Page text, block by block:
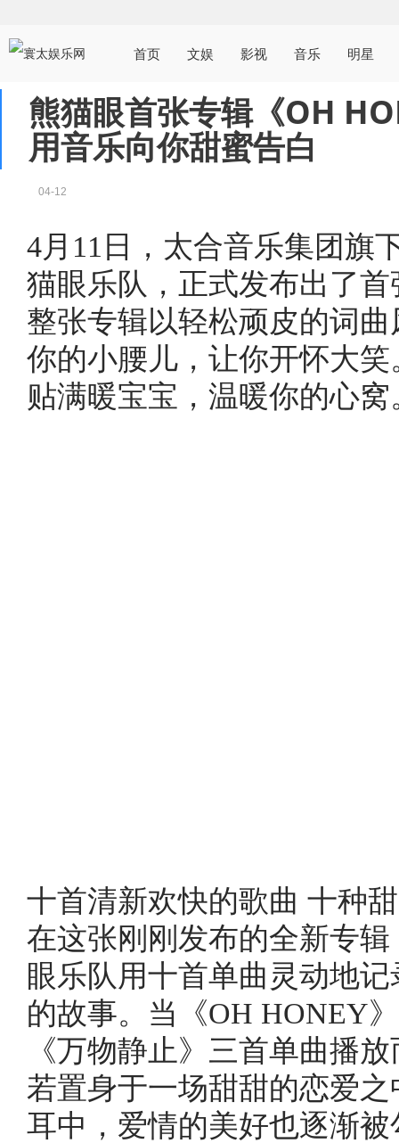
首页 文娱 影视 音乐 明星
熊猫眼首张专辑《OH
用音乐向你甜蜜告白
04-12
4月11日，太合音乐集团旗
猫眼乐队，正式发布出了
整张专辑以轻松顽皮的词
你的小腰儿，让你开怀大
贴满暖宝宝，温暖你的心窝
十首清新欢快的歌曲 十种
在这张刚刚发布的全新专
眼乐队用十首单曲灵动地
的故事。当《OH HONEY
《万物静止》三首单曲播
若置身于一场甜甜的恋爱
耳中，爱情的美好也逐渐